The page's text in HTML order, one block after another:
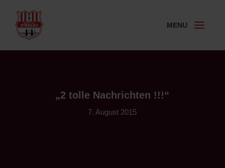
„2 tolle Nachrichten !!!“
7. August 2015